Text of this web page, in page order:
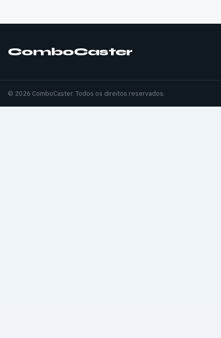
ComboCaster
© 2026 ComboCaster. Todos os direitos reservados.